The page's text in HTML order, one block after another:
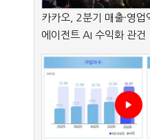
카카오, 2분기 매출·영
에이전트 AI 수익화 관건